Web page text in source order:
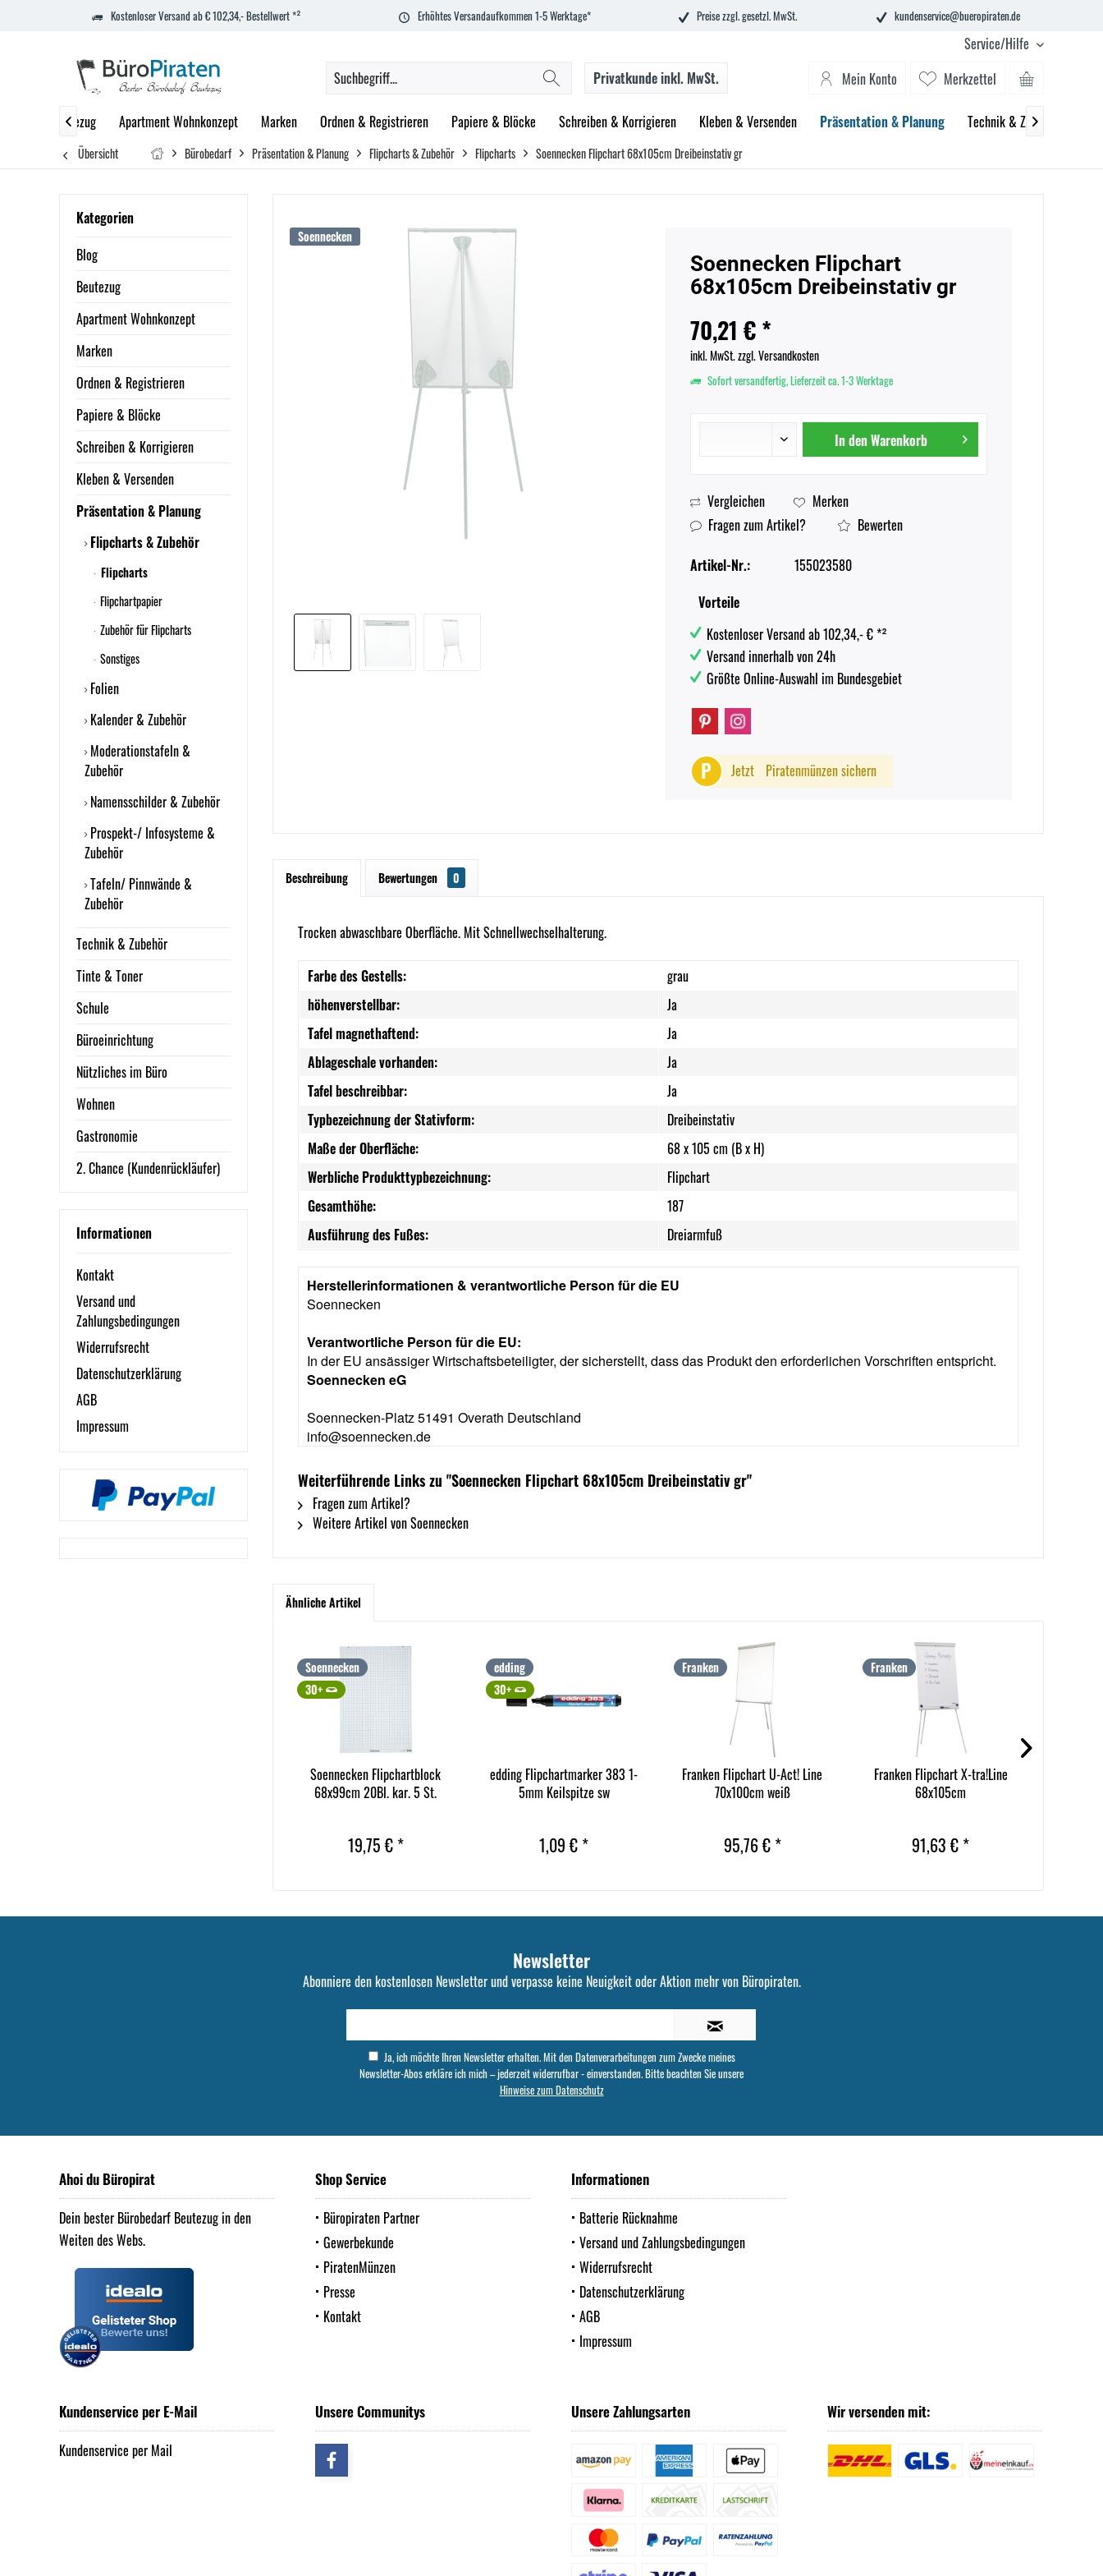
Kostenloser Versand ab € 102,34,- Bestellwert *² Erhöhtes Versandaufkommen 1-5 Werktage* Preise zzgl. gesetzl. MwSt. kundenservice@bueropiraten.de
Service/Hilfe
Merkzettel
Mein Konto
Privatkundeinkl. MwSt.
Beutezug Apartment Wohnkonzept Marken Ordnen & Registrieren Papiere & Blöcke Schreiben & Korrigieren Kleben & Versenden Präsentation & Planung Technik & Zubehör
 
Übersicht Bürobedarf Präsentation & Planung Flipcharts & Zubehör Flipcharts Soennecken Flipchart 68x105cm Dreibeinstativ gr
Kategorien
Blog
Beutezug
Apartment Wohnkonzept
Marken
Ordnen & Registrieren
Papiere & Blöcke
Schreiben & Korrigieren
Kleben & Versenden
Präsentation & Planung
Flipcharts & Zubehör
Flipcharts
Flipchartpapier
Zubehör für Flipcharts
Sonstiges
Folien
Kalender & Zubehör
Moderationstafeln &
Zubehör
Namensschilder & Zubehör
Prospekt-/ Infosysteme &
Zubehör
Tafeln/ Pinnwände &
Zubehör
Technik & Zubehör
Tinte & Toner
Schule
Büroeinrichtung
Nützliches im Büro
Wohnen
Gastronomie
2. Chance (Kundenrückläufer)
Informationen
Kontakt
Versand und
Zahlungsbedingungen
Widerrufsrecht
Datenschutzerklärung
AGB
Impressum
Soennecken
Soennecken Flipchart
68x105cm Dreibeinstativ gr
70,21 € *
inkl. MwSt.zzgl. Versandkosten
Sofort versandfertig, Lieferzeit ca. 1-3 Werktage
In denWarenkorb
Vergleichen
Merken
Fragen zum Artikel?
Bewerten
Artikel-Nr.:
155023580
Vorteile
Kostenloser Versand ab 102,34,- € *²
Versand innerhalb von 24h
Größte Online-Auswahl im Bundesgebiet
P Jetzt Piratenmünzen sichern
Beschreibung Bewertungen 0
Trocken abwaschbare Oberfläche. Mit Schnellwechselhalterung.
Farbe des Gestells:
grau
höhenverstellbar:
Ja
Tafel magnethaftend:
Ja
Ablageschale vorhanden:
Ja
Tafel beschreibbar:
Ja
Typbezeichnung der Stativform:
Dreibeinstativ
Maße der Oberfläche:
68 x 105 cm (B x H)
Werbliche Produkttypbezeichnung:
Flipchart
Gesamthöhe:
187
Ausführung des Fußes:
Dreiarmfuß
Herstellerinformationen & verantwortliche Person für die EU
Soennecken
Verantwortliche Person für die EU:
In der EU ansässiger Wirtschaftsbeteiligter, der sicherstellt, dass das Produkt den erforderlichen Vorschriften entspricht.
Soennecken eG
Soennecken-Platz 51491 Overath Deutschland
info@soennecken.de
Weiterführende Links zu "Soennecken Flipchart 68x105cm Dreibeinstativ gr"
Fragen zum Artikel?
Weitere Artikel von Soennecken
Ähnliche Artikel
Soennecken
30+
Soennecken Flipchartblock
68x99cm 20Bl. kar. 5 St.
19,75 € *
edding
30+
edding Flipchartmarker 383 1-
5mm Keilspitze sw
1,09 € *
Franken
Franken Flipchart U-Act! Line
70x100cm weiß
95,76 € *
Franken
Franken Flipchart X-tra!Line
68x105cm
91,63 € *
Newsletter
Abonniere den kostenlosen Newsletter und verpasse keine Neuigkeit oder Aktion mehr von Büropiraten.
Ja, ich möchte Ihren Newsletter erhalten. Mit den Datenverarbeitungen zum Zwecke meines
Newsletter-Abos erkläre ich mich – jederzeit widerrufbar - einverstanden. Bitte beachten Sie unsere
Hinweise zum Datenschutz
Ahoi du Büropirat
Dein bester Bürobedarf Beutezug in den
Weiten des Webs.
Shop Service
Büropiraten Partner
Gewerbekunde
PiratenMünzen
Presse
Kontakt
Informationen
Batterie Rücknahme
Versand und Zahlungsbedingungen
Widerrufsrecht
Datenschutzerklärung
AGB
Impressum
Kundenservice per E-Mail
Kundenservice per Mail
Unsere Communitys Unsere Zahlungsarten Wir versenden mit: